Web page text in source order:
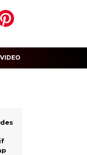
VIDEO